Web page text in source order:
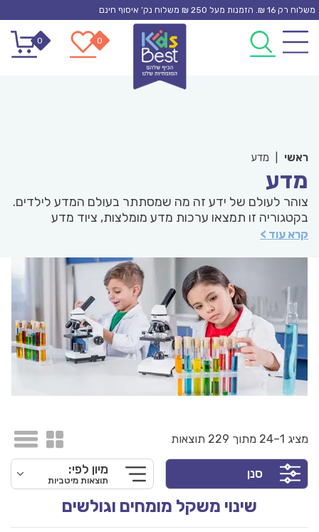
Skip
content
משלוח רק 16 ₪. הזמנות מעל 250 ₪ משלוח נק’ איסוף חינם
0
0
ראשי מדע
מדע
צוהר לעולם של ידע זה מה שמסתתר בעולם המדע לילדים.
בקטגוריה זו תמצאו ערכות מדע מומלצות, ציוד מדע
לילדים, מכשירי מדע לילדים. משקפות לילדים, טלסקופים
באפשרותכם לסנן מוצרים לפי גיל, סוג פיתוח מיומנות, סוג
מוצר ועוד. תנו לילדים להתנסות במדע.
קרא עוד >
מציג 1–24 מתוך 229 תוצאות
סנן מיון לפי:
תוצאות מיטביות
שינוי משקל מומחים וגולשים